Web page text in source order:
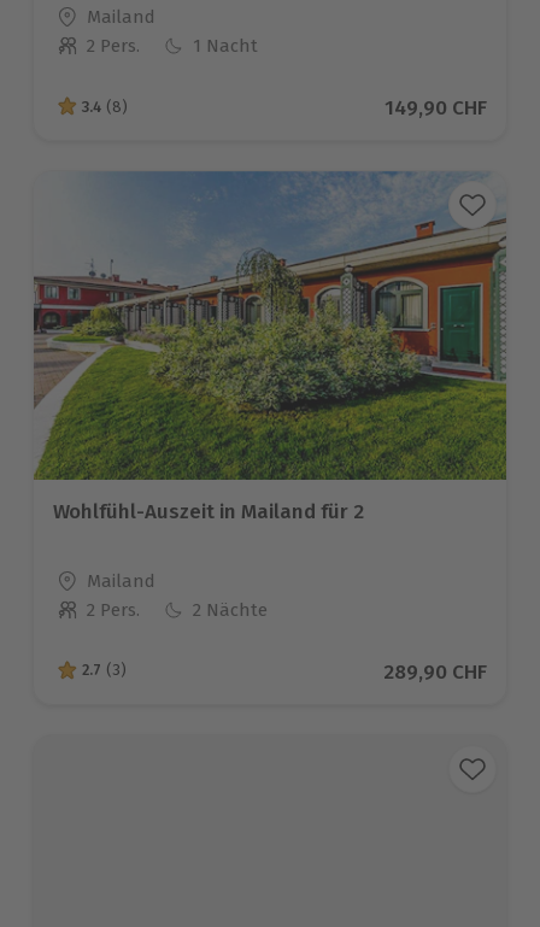
Standort
Mailand
Anzahl der Teilnehmer
2 Pers. 1 Nacht
3.4 von 5 Sternen basierend auf 8 Bewertungen
3.4 (8) Aktueller Preis
149,90 CHF
Wohlfühl-Auszeit in Mailand für 2
Standort
Mailand
Anzahl der Teilnehmer
2 Pers. 2 Nächte
2.7 von 5 Sternen basierend auf 3 Bewertungen
2.7 (3) Aktueller Preis
289,90 CHF